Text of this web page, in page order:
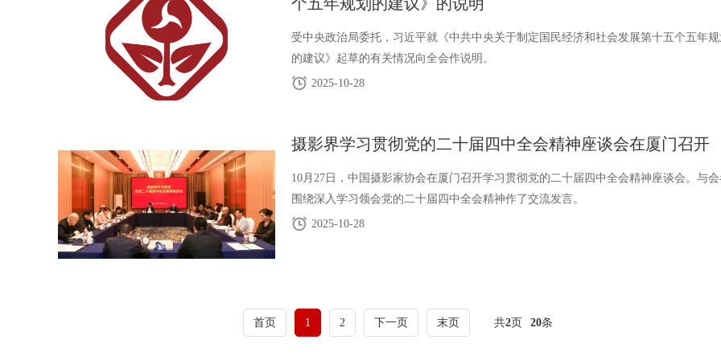
受中央政治局委托，习近平就《中共中央关于制定国民经济和社会发展第十五个五年
的建议》起草的有关情况向全会作说明。
2025-10-28
摄影界学习贯彻党的二十届四中全会精神座谈会在厦门召开
10月27日，中国摄影家协会在厦门召开学习贯彻党的二十届四中全会精神座谈会。与
围绕深入学习领会党的二十届四中全会精神作了交流发言。
2025-10-28
首页 1 2 下一页 末页 共2页 20条